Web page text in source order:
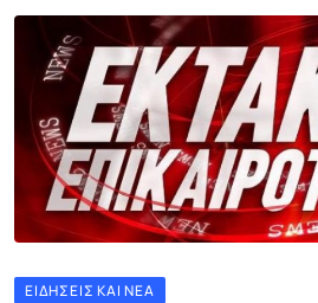
ΕΙΔΉΣΕΙΣ ΚΑΙ ΝΈΑ